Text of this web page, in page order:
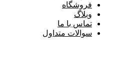
فروشگاه
وبلاگ
تماس با ما
سوالات متداول